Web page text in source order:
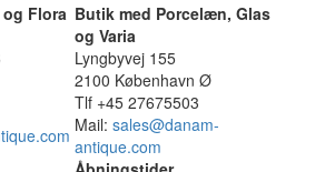
Flora Butik med Porcelæn, Glas
og Varia
Lyngbyvej 155
2100 København Ø
Tlf +45 27675503
Mail: sales@danam-
antique.com